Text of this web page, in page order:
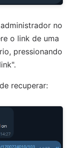
no
o link de uma
pressionando
recuperar: